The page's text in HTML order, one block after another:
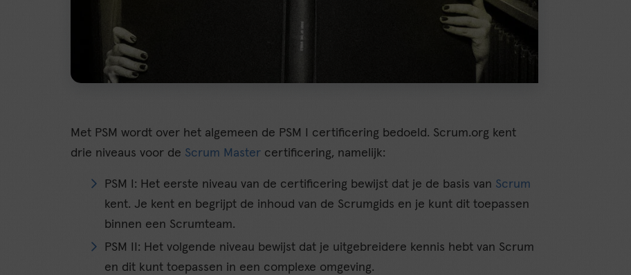
Met PSM wordt over het algemeen de PSM I certificering bedoeld. Scrum.org kent
drie niveaus voor de Scrum Master certificering, namelijk:
PSM I: Het eerste niveau van de certificering bewijst dat je de basis van Scrum
kent. Je kent en begrijpt de inhoud van de Scrumgids en je kunt dit toepassen
binnen een Scrumteam.
PSM II: Het volgende niveau bewijst dat je uitgebreidere kennis hebt van Scrum
en dit kunt toepassen in een complexe omgeving.